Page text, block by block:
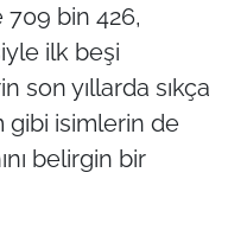
bin 426,
ilk beşi
son yıllarda sıkça
isimlerin de
belirgin bir